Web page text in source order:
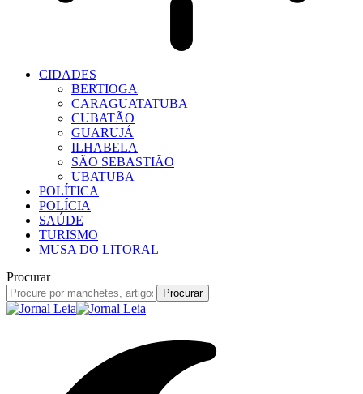
CIDADES
BERTIOGA
CARAGUATATUBA
CUBATÃO
GUARUJÁ
ILHABELA
SÃO SEBASTIÃO
UBATUBA
POLÍTICA
POLÍCIA
SAÚDE
TURISMO
MUSA DO LITORAL
Procurar